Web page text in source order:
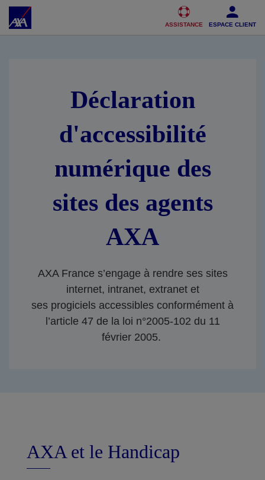
Accéder au Contenu Accéder au Pied de page
ASSISTANCE ESPACE CLIENT
Déclaration
d'accessibilité
numérique des
sites des agents
AXA
AXA France s’engage à rendre ses sites
internet, intranet, extranet et
ses progiciels accessibles conformément à
l’article 47 de la loi n°2005-102 du 11
février 2005.
AXA et le Handicap